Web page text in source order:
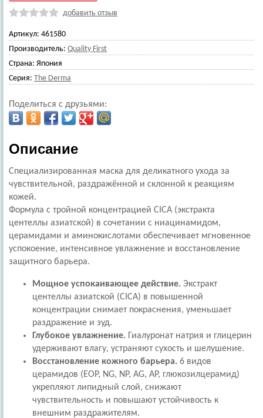
добавить отзыв
Артикул: 461580
Производитель: Quality First
Страна: Япония
Серия: The Derma
Поделиться с друзьями:
Описание
Специализированная маска для деликатного ухода за
чувствительной, раздражённой и склонной к реакциям
кожей.
Формула с тройной концентрацией CICA (экстракта
центеллы азиатской) в сочетании с ниацинамидом,
церамидами и аминокислотами обеспечивает мгновенное
успокоение, интенсивное увлажнение и восстановление
защитного барьера.
Мощное успокаивающее действие. Экстракт
центеллы азиатской (CICA) в повышенной
концентрации снимает покраснения, уменьшает
раздражение и зуд.
Глубокое увлажнение. Гиалуронат натрия и глицерин
удерживают влагу, устраняют сухость и шелушение.
Восстановление кожного барьера. 6 видов
церамидов (EOP, NG, NP, AG, AP, глюкозилцерамид)
укрепляют липидный слой, снижают
чувствительность и повышают устойчивость к
внешним раздражителям.